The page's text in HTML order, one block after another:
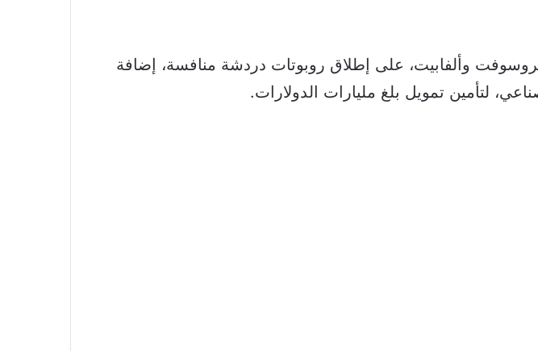
وألفابيت، على إطلاق روبوتات دردشة منافسة، إضافة
لتأمين تمويل بلغ مليارات الدولارات.